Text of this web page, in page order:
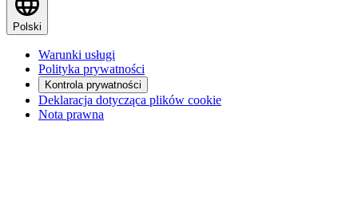
Polski
Warunki usługi
Polityka prywatności
Kontrola prywatności
Deklaracja dotycząca plików cookie
Nota prawna